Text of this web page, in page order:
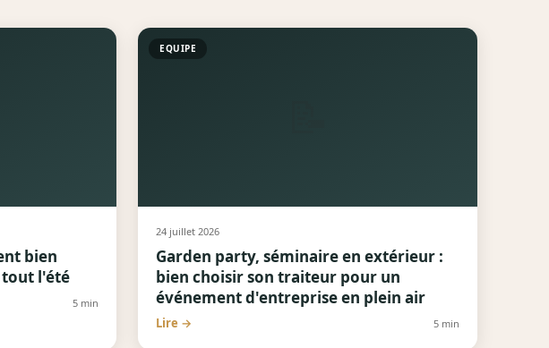
bien
l'été
5 min
EQUIPE
24 juillet 2026
Garden party, séminaire en extérieur :
bien choisir son traiteur pour un
événement d'entreprise en plein air
Lire → 5min